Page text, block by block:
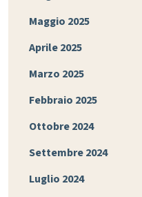
Maggio 2025
Aprile 2025
Marzo 2025
Febbraio 2025
Ottobre 2024
Settembre 2024
Luglio 2024